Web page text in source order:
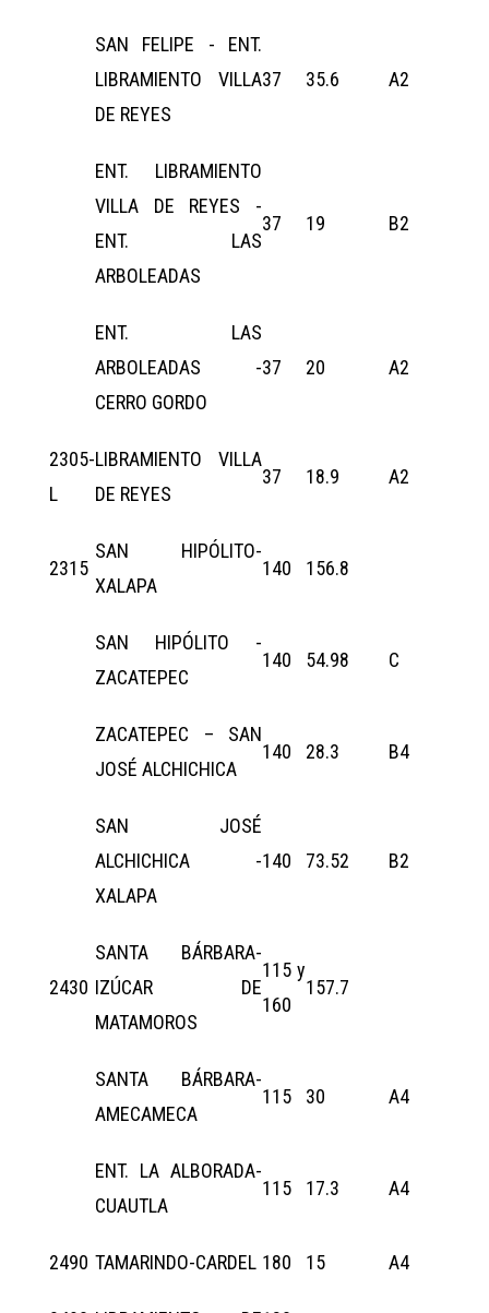
SAN FELIPE - ENT.
LIBRAMIENTO VILLA
DE REYES
37 35.6 A2
ENT. LIBRAMIENTO
VILLA DE REYES -
ENT. LAS
ARBOLEADAS
37 19 B2
ENT. LAS
ARBOLEADAS -
CERRO GORDO
37 20 A2
2305-
L
LIBRAMIENTO VILLA
DE REYES
37 18.9 A2
2315
SAN HIPÓLITO-
XALAPA
140 156.8
SAN HIPÓLITO -
ZACATEPEC
140 54.98 C
ZACATEPEC – SAN
JOSÉ ALCHICHICA
140 28.3 B4
SAN JOSÉ
ALCHICHICA -
XALAPA
140 73.52 B2
2430
SANTA BÁRBARA-
IZÚCAR DE
MATAMOROS
115 y
160
157.7
SANTA BÁRBARA-
AMECAMECA
115 30 A4
ENT. LA ALBORADA-
CUAUTLA
115 17.3 A4
2490 TAMARINDO-CARDEL 180 15 A4